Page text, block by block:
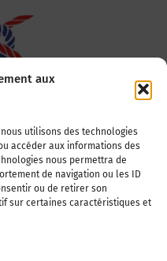
aux
utilisons des technologies
accéder aux informations des
nous permettra de
de navigation ou les ID
ou de retirer son
sur certaines caractéristiques et
Elus des Littoraux
Maubourg